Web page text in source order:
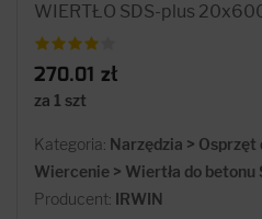
WIERTŁO SDS-plus
270.01 zł
za 1 szt
Kategoria: Narzędzia >
Wiercenie > Wiertła do betonu
Producent: IRWIN